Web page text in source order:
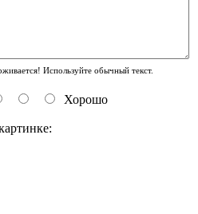
Используйте обычный текст.
Хорошо